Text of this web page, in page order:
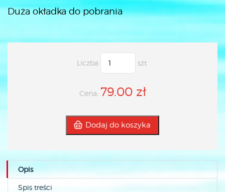
Duża okładka do pobrania
Liczba szt.
Cena: 79.00 zł
Dodaj do koszyka
Opis
Spis treści